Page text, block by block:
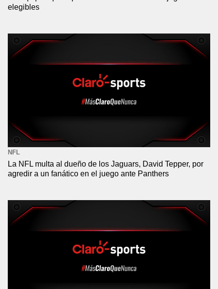
elegibles
NFL
La NFL multa al dueño de los Jaguars, David Tepper, por
agredir a un fanático en el juego ante Panthers